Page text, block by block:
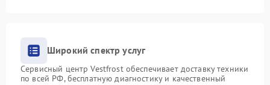
Широкий спектр услуг
Сервисный центр Vestfrost обеспечивает доставку техники
по всей РФ, бесплатную диагностику и качественный